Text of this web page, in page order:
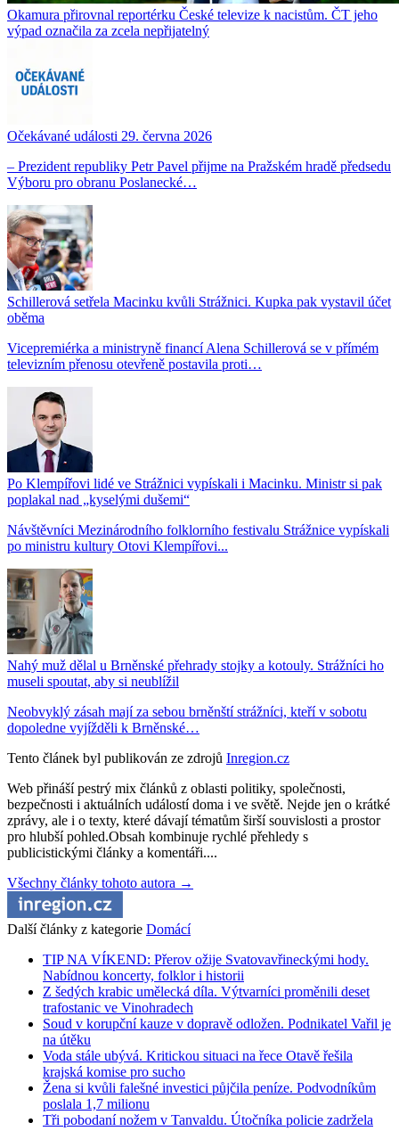
Okamura přirovnal reportérku České televize k nacistům. ČT jeho
výpad označila za zcela nepřijatelný
Očekávané události 29. června 2026
– Prezident republiky Petr Pavel přijme na Pražském hradě předsedu
Výboru pro obranu Poslanecké…
Schillerová setřela Macinku kvůli Strážnici. Kupka pak vystavil účet
oběma
Vicepremiérka a ministryně financí Alena Schillerová se v přímém
televizním přenosu otevřeně postavila proti…
Po Klempířovi lidé ve Strážnici vypískali i Macinku. Ministr si pak
poplakal nad „kyselými dušemi“
Návštěvníci Mezinárodního folklorního festivalu Strážnice vypískali
po ministru kultury Otovi Klempířovi...
Nahý muž dělal u Brněnské přehrady stojky a kotouly. Strážníci ho
museli spoutat, aby si neublížil
Neobvyklý zásah mají za sebou brněnští strážníci, kteří v sobotu
dopoledne vyjížděli k Brněnské…
Tento článek byl publikován ze zdrojů Inregion.cz
Web přináší pestrý mix článků z oblasti politiky, společnosti,
bezpečnosti i aktuálních událostí doma i ve světě. Nejde jen o krátké
zprávy, ale i o texty, které dávají tématům širší souvislosti a prostor
pro hlubší pohled.Obsah kombinuje rychlé přehledy s
publicistickými články a komentáři....
Všechny články tohoto autora →
Další články z kategorie Domácí
TIP NA VÍKEND: Přerov ožije Svatovavřineckými hody.
Nabídnou koncerty, folklor i historii
Z šedých krabic umělecká díla. Výtvarníci proměnili deset
trafostanic ve Vinohradech
Soud v korupční kauze v dopravě odložen. Podnikatel Vařil je
na útěku
Voda stále ubývá. Kritickou situaci na řece Otavě řešila
krajská komise pro sucho
Žena si kvůli falešné investici půjčila peníze. Podvodníkům
poslala 1,7 milionu
Tři pobodaní nožem v Tanvaldu. Útočníka policie zadržela